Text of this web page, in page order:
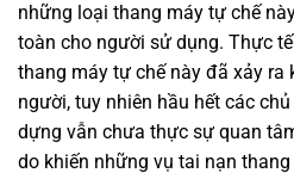
những loại thang máy tự chế
toàn cho người sử dụng. Thực
thang máy tự chế này đã xảy ra
người, tuy nhiên hầu hết các
dựng vẫn chưa thực sự quan
do khiến những vụ tai nạn